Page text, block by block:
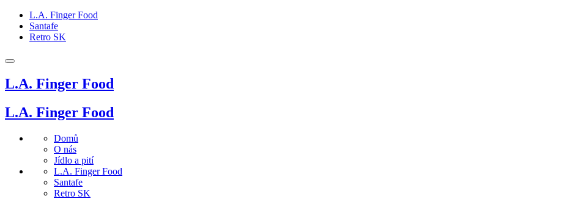
L.A. Finger Food
Santafe
Retro SK
L.A. Finger Food
L.A. Finger Food
Domů
O nás
Jídlo a pití
L.A. Finger Food
Santafe
Retro SK